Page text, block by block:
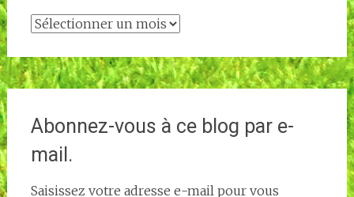
Archives
Abonnez-vous à ce blog par e-
mail.
Saisissez votre adresse e-mail pour vous